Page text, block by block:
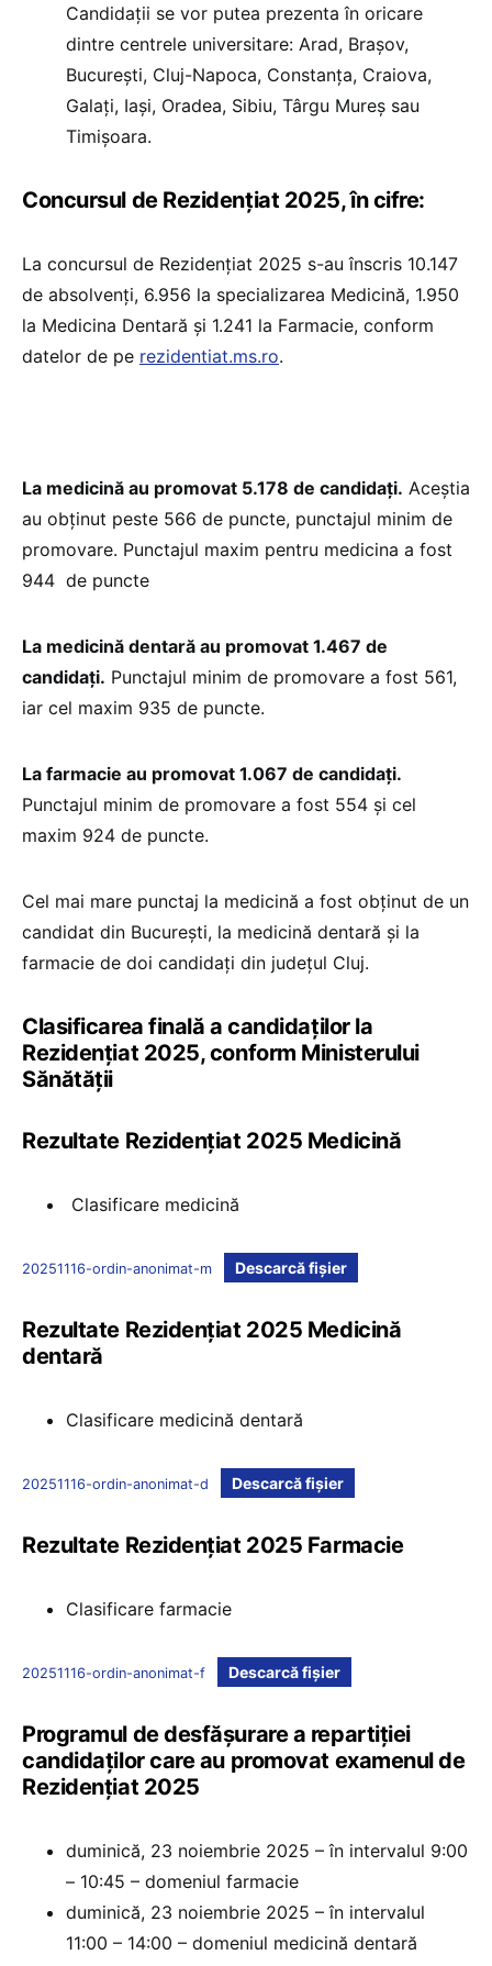
Candidaţii se vor putea prezenta în oricare
dintre centrele universitare: Arad, Braşov,
Bucureşti, Cluj-Napoca, Constanţa, Craiova,
Galaţi, Iaşi, Oradea, Sibiu, Târgu Mureş sau
Timişoara.
Concursul de Rezidențiat 2025, în cifre:
La concursul de Rezidențiat 2025 s-au înscris 10.147
de absolvenți, 6.956 la specializarea Medicină, 1.950
la Medicina Dentară și 1.241 la Farmacie, conform
datelor de pe rezidentiat.ms.ro.
La medicină au promovat 5.178 de candidați. Aceștia
au obținut peste 566 de puncte, punctajul minim de
promovare. Punctajul maxim pentru medicina a fost
944 de puncte
La medicină dentară au promovat 1.467 de
candidați. Punctajul minim de promovare a fost 561,
iar cel maxim 935 de puncte.
La farmacie au promovat 1.067 de candidați.
Punctajul minim de promovare a fost 554 și cel
maxim 924 de puncte.
Cel mai mare punctaj la medicină a fost obţinut de un
candidat din București, la medicină dentară și la
farmacie de doi candidați din județul Cluj.
Clasificarea finală a candidaților la
Rezidențiat 2025, conform Ministerului
Sănătății
Rezultate Rezidențiat 2025 Medicină
Clasificare medicină
20251116-ordin-anonimat-m Descarcă fișier
Rezultate Rezidențiat 2025 Medicină
dentară
Clasificare medicină dentară
20251116-ordin-anonimat-d Descarcă fișier
Rezultate Rezidențiat 2025 Farmacie
Clasificare farmacie
20251116-ordin-anonimat-f Descarcă fișier
Programul de desfășurare a repartiției
candidaților care au promovat examenul de
Rezidențiat 2025
duminică, 23 noiembrie 2025 – în intervalul 9:00
– 10:45 – domeniul farmacie
duminică, 23 noiembrie 2025 – în intervalul
11:00 – 14:00 – domeniul medicină dentară